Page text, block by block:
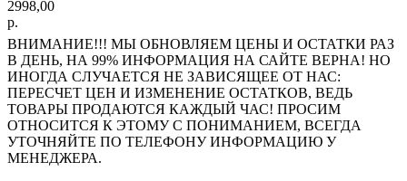
2998,00
р.
ВНИМАНИЕ!!! МЫ ОБНОВЛЯЕМ ЦЕНЫ И ОСТАТКИ РАЗ
В ДЕНЬ, НА 99% ИНФОРМАЦИЯ НА САЙТЕ ВЕРНА! НО
ИНОГДА СЛУЧАЕТСЯ НЕ ЗАВИСЯЩЕЕ ОТ НАС:
ПЕРЕСЧЕТ ЦЕН И ИЗМЕНЕНИЕ ОСТАТКОВ, ВЕДЬ
ТОВАРЫ ПРОДАЮТСЯ КАЖДЫЙ ЧАС! ПРОСИМ
ОТНОСИТСЯ К ЭТОМУ С ПОНИМАНИЕМ, ВСЕГДА
УТОЧНЯЙТЕ ПО ТЕЛЕФОНУ ИНФОРМАЦИЮ У
МЕНЕДЖЕРА.